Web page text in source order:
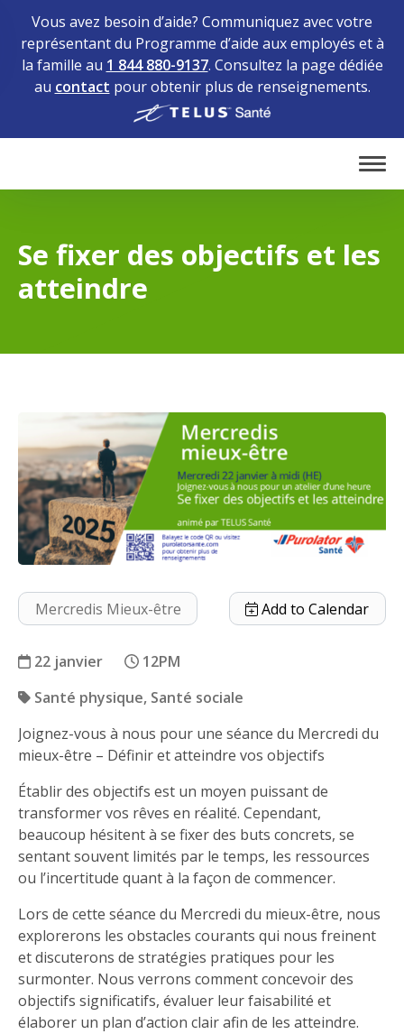
Vous avez besoin d’aide? Communiquez avec votre
représentant du Programme d’aide aux employés et à
la famille au 1 844 880-9137. Consultez la page dédiée
au contact pour obtenir plus de renseignements.
Se fixer des objectifs et les
atteindre
Mercredis Mieux-être Add to Calendar
22 janvier
12PM
Santé physique Santé sociale
Se fixer des objectifs et les atteindre
Joignez-vous à nous pour une séance du Mercredi du
mieux-être – Définir et atteindre vos objectifs
Établir des objectifs est un moyen puissant de
transformer vos rêves en réalité. Cependant,
beaucoup hésitent à se fixer des buts concrets, se
sentant souvent limités par le temps, les ressources
ou l’incertitude quant à la façon de commencer.
Lors de cette séance du Mercredi du mieux-être, nous
explorerons les obstacles courants qui nous freinent
et discuterons de stratégies pratiques pour les
surmonter. Nous verrons comment concevoir des
objectifs significatifs, évaluer leur faisabilité et
élaborer un plan d’action clair afin de les atteindre.